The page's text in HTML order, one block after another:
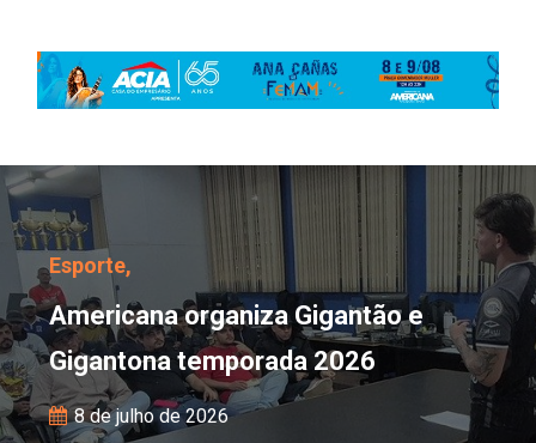
Americana organiza
Esporte,
Americana organiza Gigantão e
Gigantona temporada 2026
8 de julho de 2026